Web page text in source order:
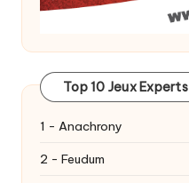
Top 10 Jeux Experts
1 - Anachrony
2 - Feudum